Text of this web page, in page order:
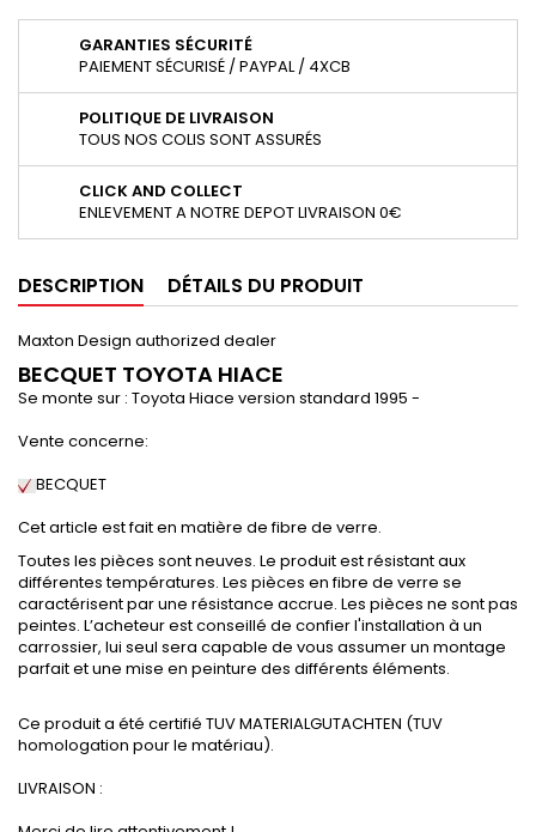
GARANTIES SÉCURITÉ
PAIEMENT SÉCURISÉ / PAYPAL / 4XCB
POLITIQUE DE LIVRAISON
TOUS NOS COLIS SONT ASSURÉS
CLICK AND COLLECT
ENLEVEMENT A NOTRE DEPOT LIVRAISON 0€
DESCRIPTION DÉTAILS DU PRODUIT
Maxton Design authorized dealer
BECQUET TOYOTA HIACE
Se monte sur : Toyota Hiace version standard 1995 -
Vente concerne:
BECQUET
Cet article est fait en matière de fibre de verre.
Toutes les pièces sont neuves. Le produit est résistant aux
différentes températures. Les pièces en fibre de verre se
caractérisent par une résistance accrue. Les pièces ne sont pas
peintes. L’acheteur est conseillé de confier l'installation à un
carrossier, lui seul sera capable de vous assumer un montage
parfait et une mise en peinture des différents éléments.
Ce produit a été certifié TUV MATERIALGUTACHTEN (TUV
homologation pour le matériau).
LIVRAISON :